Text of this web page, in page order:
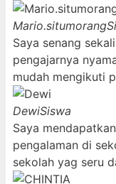
Mario.situmorang
Saya senang
pengajarnya
mudah mengikuti
DewiSiswa
Saya
pengalaman di
sekolah yag seru